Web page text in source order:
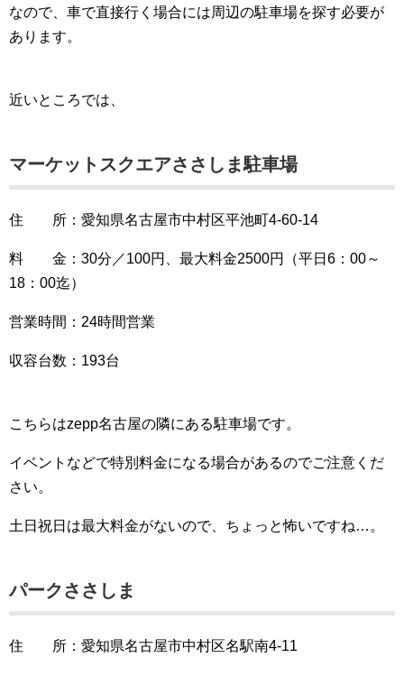
なので、車で直接行く場合には周辺の駐車場を探す必要が
あります。
近いところでは、
マーケットスクエアささしま駐車場
住 所：愛知県名古屋市中村区平池町4-60-14
料 金：30分／100円、最大料金2500円（平日6：00～
18：00迄）
営業時間：24時間営業
収容台数：193台
こちらはzepp名古屋の隣にある駐車場です。
イベントなどで特別料金になる場合があるのでご注意くだ
さい。
土日祝日は最大料金がないので、ちょっと怖いですね…。
パークささしま
住 所：愛知県名古屋市中村区名駅南4-11